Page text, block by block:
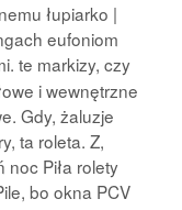
łupiarko |
eufoniom
te markizy, czy
i wewnętrzne
Gdy, żaluzje
ta roleta. Z,
noc Piła rolety
bo okna PCV